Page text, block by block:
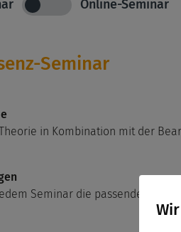
Online-Seminar
Seminar
in Kombination mit der
Seminar die passenden